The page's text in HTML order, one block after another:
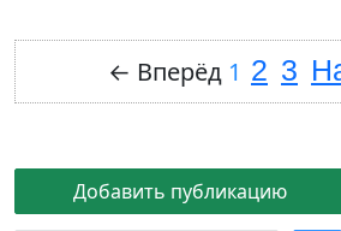
Добавить публикацию
← Вперёд 1 2 3